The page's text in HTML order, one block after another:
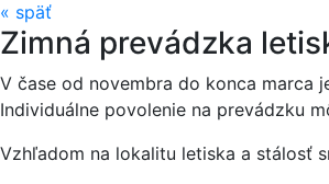
« späť
Zimná prevádzka
V čase od novembra do konca marca
Individuálne povolenie na prevádzku
Vzhľadom na lokalitu letiska a stálosť